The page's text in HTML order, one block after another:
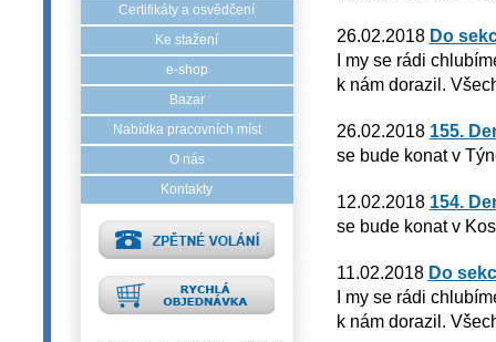
Certifikáty a osvědčení
Ke stažení
e-shop
Bazar
Nabídka pracovních míst
O nás
Kontakty
26.02.2018 Do
I my se rádi
k nám dorazil.
26.02.2018 155.
se bude konat v
12.02.2018 154.
se bude konat v
11.02.2018 Do
I my se rádi
k nám dorazil.